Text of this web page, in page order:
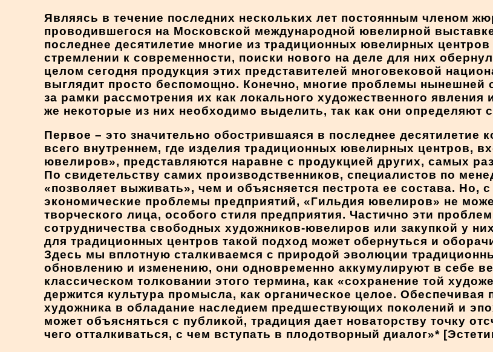
Являясь в течение последних нескольких лет постоянным членом
проводившегося на Московской международной ювелирной
последнее десятилетие многие из традиционных ювелирных
стремлении к современности, поиски нового на деле для них
целом сегодня продукция этих представителей многовековой
выглядит просто беспомощно. Конечно, многие проблемы нынешней
за рамки рассмотрения их как локального художественного
же некоторые из них необходимо выделить, так как они определяют
Первое – это значительно обострившаяся в последнее десятилетие
всего внутреннем, где изделия традиционных ювелирных центров,
ювелиров», представляются наравне с продукцией других, самых
По свидетельству самих производственников, специалистов по
«позволяет выживать», чем и объясняется пестрота ее состава. Но,
экономические проблемы предприятий, «Гильдия ювелиров» не
творческого лица, особого стиля предприятия. Частично эти
сотрудничества свободных художников-ювелиров или закупкой у
для традиционных центров такой подход может обернуться и
Здесь мы вплотную сталкиваемся с природой эволюции
обновлению и изменению, они одновременно аккумулируют в себе
классическом толковании этого термина, как «сохранение той
держится культура промысла, как органическое целое. Обеспечивая
художника в обладание наследием предшествующих поколений и
может объясняться с публикой, традиция дает новаторству точку
чего отталкиваться, с чем вступать в плодотворный диалог»*